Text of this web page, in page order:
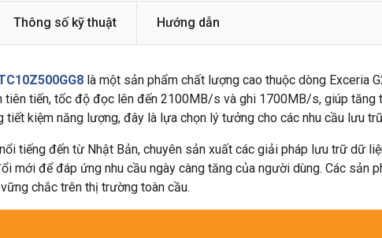
Thông số kỹ thuật Hướng dẫn
là một sản phẩm chất lượng cao thuộc dòng Exceria
tiên tiến, tốc độ đọc lên đến 2100MB/s và ghi 1700MB/s, giúp
tiết kiệm năng lượng, đây là lựa chọn lý tưởng cho các nhu cầu lưu
tiếng đến từ Nhật Bản, chuyên sản xuất các giải pháp lưu trữ dữ
mới để đáp ứng nhu cầu ngày càng tăng của người dùng. Các sản
chắc trên thị trường toàn cầu.